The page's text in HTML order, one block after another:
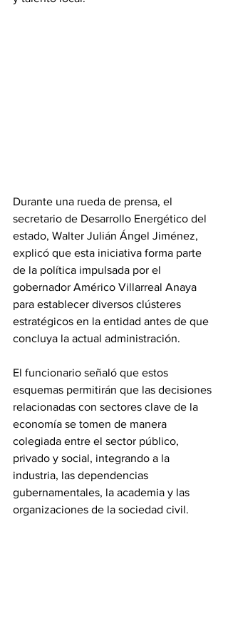
Durante una rueda de prensa, el
secretario de Desarrollo Energético del
estado, Walter Julián Ángel Jiménez,
explicó que esta iniciativa forma parte
de la política impulsada por el
gobernador Américo Villarreal Anaya
para establecer diversos clústeres
estratégicos en la entidad antes de que
concluya la actual administración.
El funcionario señaló que estos
esquemas permitirán que las decisiones
relacionadas con sectores clave de la
economía se tomen de manera
colegiada entre el sector público,
privado y social, integrando a la
industria, las dependencias
gubernamentales, la academia y las
organizaciones de la sociedad civil.